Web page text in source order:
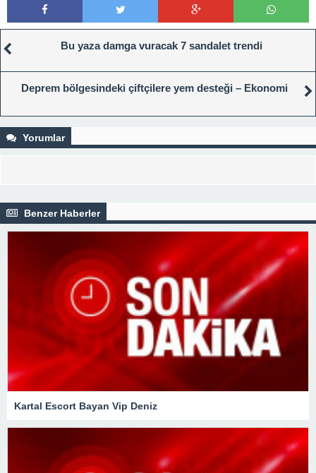
Bu yaza damga vuracak 7 sandalet trendi
Deprem bölgesindeki çiftçilere yem desteği – Ekonomi
Yorumlar
Benzer Haberler
Kartal Escort Bayan Vip Deniz